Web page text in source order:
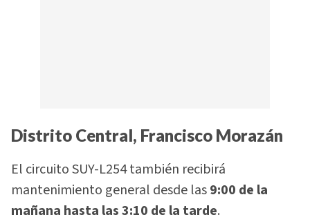
Distrito Central, Francisco Morazán
El circuito SUY-L254 también recibirá
mantenimiento general desde las9:00 de la
mañana hasta las 3:10 de la tarde.